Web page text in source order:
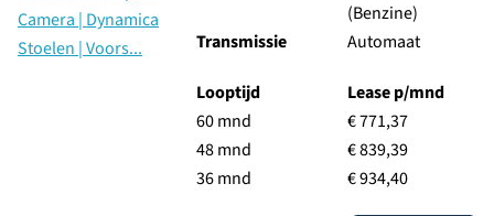
(Benzine)
Transmissie
Automaat
Looptijd
60 mnd
48 mnd
36 mnd
Lease p/mnd
€ 771,37
€ 839,39
€ 934,40